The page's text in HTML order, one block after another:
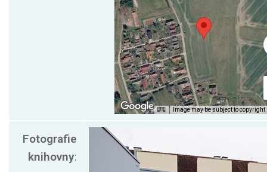
Fotografie
knihovny: